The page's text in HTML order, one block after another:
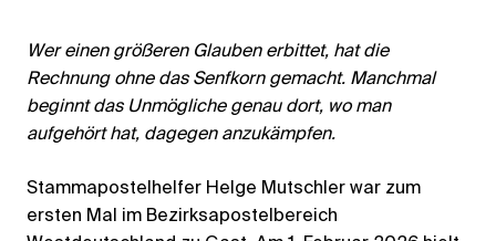
Wer einen größeren Glauben erbittet, hat die
Rechnung ohne das Senfkorn gemacht. Manchmal
beginnt das Unmögliche genau dort, wo man
aufgehört hat, dagegen anzukämpfen.
Stammapostelhelfer Helge Mutschler war zum
ersten Mal im Bezirksapostelbereich